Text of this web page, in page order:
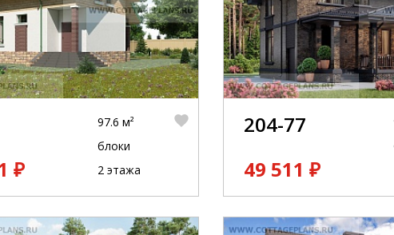
₽
97.6 м²
блоки
2 этажа
204-77
49 511 ₽